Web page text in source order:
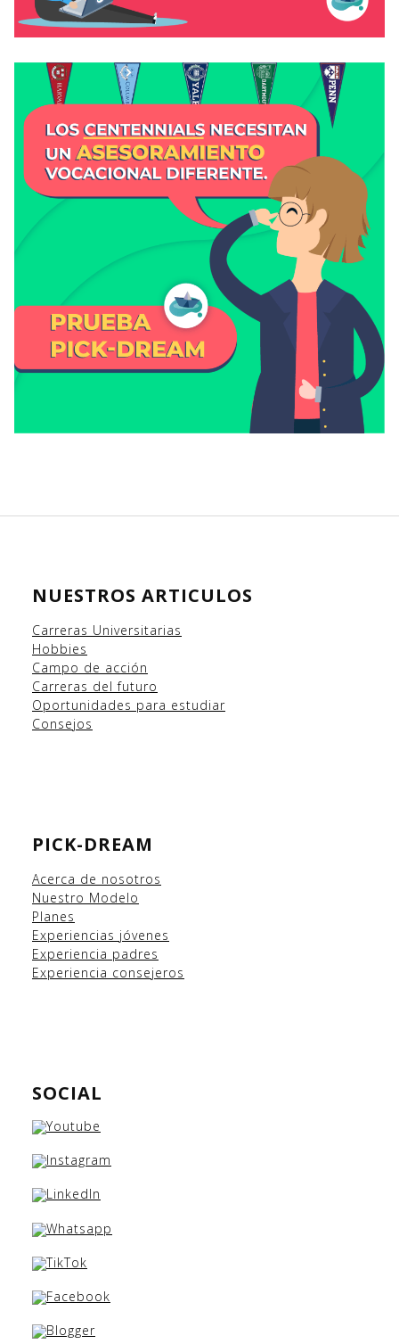
NUESTROS ARTICULOS
Carreras Universitarias
Hobbies
Campo de acción
Carreras del futuro
Oportunidades para estudiar
Consejos
PICK-DREAM
Acerca de nosotros
Nuestro Modelo
Planes
Experiencias jóvenes
Experiencia padres
Experiencia consejeros
SOCIAL